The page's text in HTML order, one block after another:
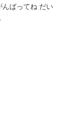
ばってね だい